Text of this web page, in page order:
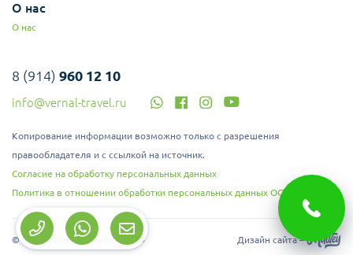
О нас
О нас
8 (914) 960 12 10
info@vernal-travel.ru
Копирование информации возможно только с разрешения
правообладателя и с ссылкой на источник.
Согласие на обработку персональных данных
Политика в отношении обработки персональных данных ООО "Верналь"
© 2008-2026, ООО «Верналь» Дизайн сайта –